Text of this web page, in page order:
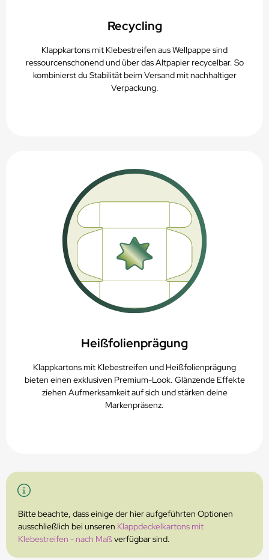
Recycling
Klappkartons mit Klebestreifen aus Wellpappe sind
ressourcenschonend und über das Altpapier recycelbar. So
kombinierst du Stabilität beim Versand mit nachhaltiger
Verpackung.
Heißfolienprägung
Klappkartons mit Klebestreifen und Heißfolienprägung
bieten einen exklusiven Premium-Look. Glänzende Effekte
ziehen Aufmerksamkeit auf sich und stärken deine
Markenpräsenz.
Bitte beachte, dass einige der hier aufgeführten Optionen
ausschließlich bei unseren Klappdeckelkartons mit
Klebestreifen - nach Maßverfügbar sind.